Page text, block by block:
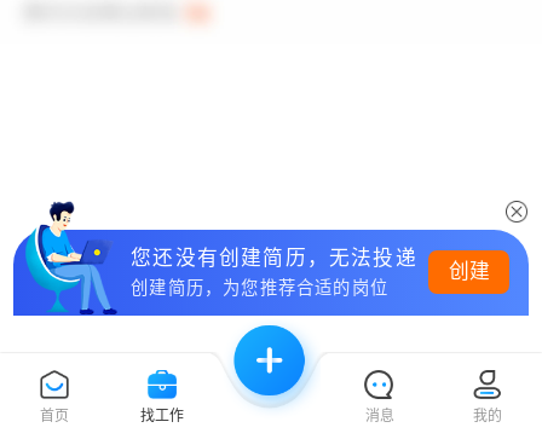
首页 找工作 消息 我的
您还没有创建简历，无法投递
创建简历，为您推荐合适的岗位
创建